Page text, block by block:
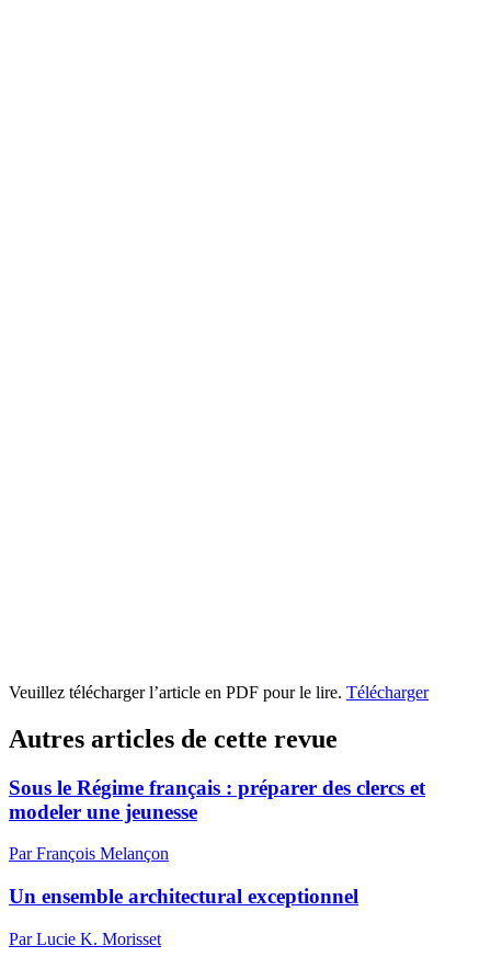
Veuillez télécharger l’article en PDF pour le lire. Télécharger
Autres articles de cette revue
Sous le Régime français : préparer des clercs et
modeler une jeunesse
Par François Melançon
Un ensemble architectural exceptionnel
Par Lucie K. Morisset